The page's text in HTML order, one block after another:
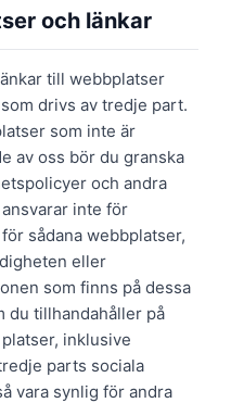
och länkar
till webbplatser
drivs av tredje part.
som inte är
av oss bör du granska
och andra
inte för
sådana webbplatser,
eller
som finns på dessa
du tillhandahåller på
inklusive
parts sociala
vara synlig för andra